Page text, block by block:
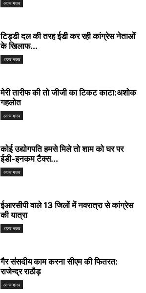
अजब गजब
टिड्डी दल की तरह ईडी कर रही कांग्रेस नेताओं
के खिलाफ...
अजब गजब
मेरी तारीफ की तो जीजी का टिकट काटा:अशोक
गहलोत
अजब गजब
कोई उद्योगपति हमसे मिले तो शाम को घर पर
ईडी-इनकम टैक्स...
अजब गजब
ईआरसीपी वाले 13 जिलों में नवरात्रा से कांग्रेस
की यात्रा
अजब गजब
गैर संसदीय काम करना सीएम की फितरत:
राजेन्द्र राठौड़
अजब गजब